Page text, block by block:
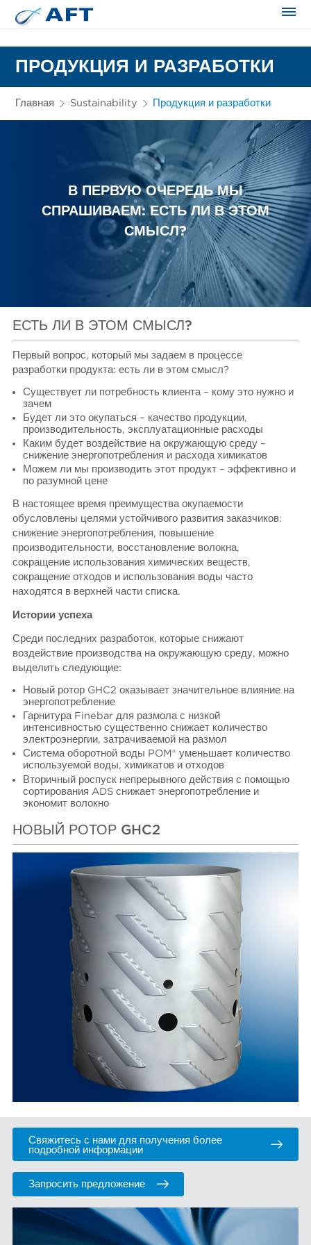
ПРОДУКЦИЯ И РАЗРАБОТКИ
Главная Sustainability Продукция и разработки
В ПЕРВУЮ ОЧЕРЕДЬ МЫ
СПРАШИВАЕМ: ЕСТЬ ЛИ В ЭТОМ
СМЫСЛ?
ЕСТЬ ЛИ В ЭТОМ СМЫСЛ?
Первый вопрос, который мы задаем в процессе
разработки продукта: есть ли в этом смысл?
Существует ли потребность клиента – кому это нужно и
зачем
Будет ли это окупаться – качество продукции,
производительность, эксплуатационные расходы
Каким будет воздействие на окружающую среду –
снижение энергопотребления и расхода химикатов
Можем ли мы производить этот продукт – эффективно и
по разумной цене
В настоящее время преимущества окупаемости
обусловлены целями устойчивого развития заказчиков:
снижение энергопотребления, повышение
производительности, восстановление волокна,
сокращение использования химических веществ,
сокращение отходов и использования воды часто
находятся в верхней части списка.
Истории успеха
Среди последних разработок, которые снижают
воздействие производства на окружающую среду, можно
выделить следующие:
Новый ротор GHC2 оказывает значительное влияние на
энергопотребление
Гарнитура Finebar для размола с низкой
интенсивностью существенно снижает количество
электроэнергии, затрачиваемой на размол
Система оборотной воды POM® уменьшает количество
используемой воды, химикатов и отходов
Вторичный роспуск непрерывного действия с помощью
сортирования ADS снижает энергопотребление и
экономит волокно
НОВЫЙ РОТОР GHC2
Свяжитесь с нами для получения более
подробной информации
Запросить предложение